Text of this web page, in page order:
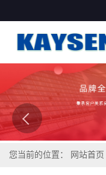
您当前的位置： 网站首页